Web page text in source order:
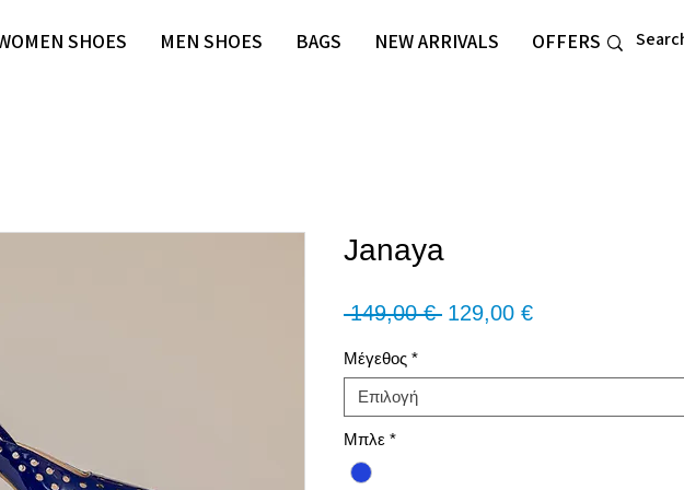
SHOES MEN SHOES BAGS NEW ARRIVALS OFFERS
Janaya
149,00 € Κανονική
129,00 €Τιμή
Μέγεθος *
Επιλογή
Μπλε *